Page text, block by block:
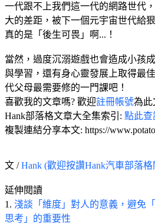
一代跟不上我們這一代的網路世代
大的差距，被下一個元宇宙世代給
真的是「後生可畏」啊...！
當然，過度沉溺遊戲也會造成小孩
與學習，還有身心靈發展上取得最
代父母最需要修的一門課吧！
喜歡我的文章嗎? 歡迎註冊帳號為此
Hank部落格文章大全集索引: 點此查
複製連結分享本文: https://
文 /Hank (歡迎按讚Hank汽車部落
延伸閱讀
1. 淺談「維度」對人的意義，避免
思考」的重要性